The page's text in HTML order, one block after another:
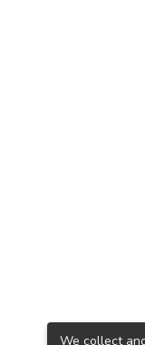
We collect